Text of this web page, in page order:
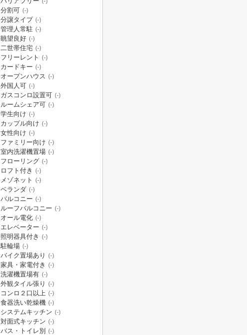
分割可 (-)
分譲タイプ (-)
管理人常駐 (-)
眺望良好 (-)
二世帯住宅 (-)
フリーレント (-)
カードキー (-)
オープンハウス (-)
外国人可 (-)
ガスコンロ設置可 (-)
ルームシェア可 (-)
学生向け (-)
カップル向け (-)
女性向け (-)
ファミリー向け (-)
室内洗濯機置場 (-)
フローリング (-)
ロフト付き (-)
メゾネット (-)
ベランダ (-)
バルコニー (-)
ルーフバルコニー (-)
オール電化 (-)
エレベーター (-)
照明器具付き (-)
駐輪場 (-)
バイク置場あり (-)
家具・家電付き (-)
洗濯機置場有 (-)
外観タイル張り (-)
コンロ２口以上 (-)
食器洗い乾燥機 (-)
システムキッチン (-)
対面式キッチン (-)
バス・トイレ別 (-)